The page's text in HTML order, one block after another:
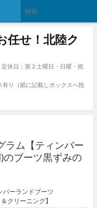
任せ！北陸ク
休日：第２土曜日・日曜・祝
（紙に記載しボックスへ投
ラム【ティンバー
ブーツ黒ずみの
バーランドブーツ
クリーニング】